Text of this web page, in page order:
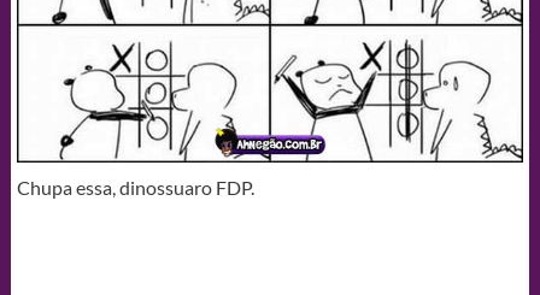
Chupa essa, dinossuaro FDP.